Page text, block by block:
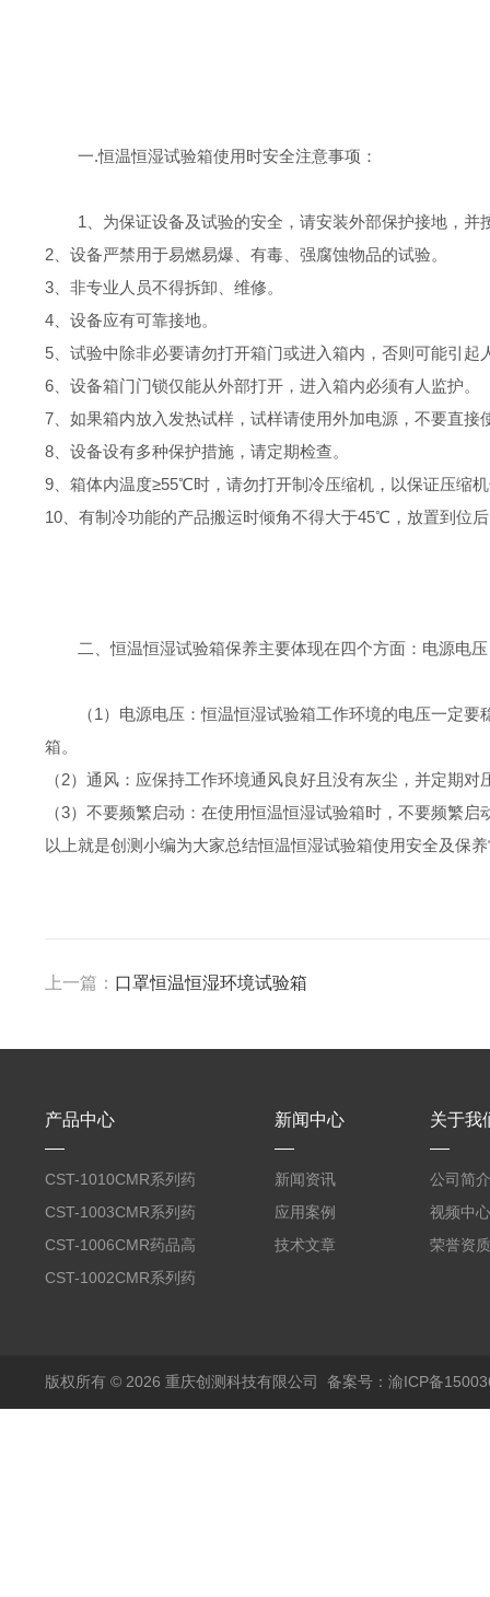
一.恒温恒湿试验箱使用时安全注意事项：
1、为保证设备及试验的安全，请安装外部保护接地，并
2、设备严禁用于易燃易爆、有毒、强腐蚀物品的试验。
3、非专业人员不得拆卸、维修。
4、设备应有可靠接地。
5、试验中除非必要请勿打开箱门或进入箱内，否则可能引起
6、设备箱门门锁仅能从外部打开，进入箱内必须有人监护。
7、如果箱内放入发热试样，试样请使用外加电源，不要直接
8、设备设有多种保护措施，请定期检查。
9、箱体内温度≥55℃时，请勿打开制冷压缩机，以保证压缩
10、有制冷功能的产品搬运时倾角不得大于45℃，放置到位
二、恒温恒湿试验箱保养主要体现在四个方面：电源电
（1）电源电压：恒温恒湿试验箱工作环境的电压一定
箱。
（2）通风：应保持工作环境通风良好且没有灰尘，并定期
（3）不要频繁启动：在使用恒温恒湿试验箱时，不要频繁
以上就是创测小编为大家总结恒温恒湿试验箱使用安全及保
上一篇： 口罩恒温恒湿环境试验箱
产品中心
CST-1010CMR系列药
品高温试验箱
CST-1003CMR系列药
品高温试验箱
CST-1006CMR药品高
温试验箱
CST-1002CMR系列药
新闻中心
新闻资讯
应用案例
技术文章
关于我
公司简介
视频中心
荣誉资质
版权所有 © 2026 重庆创测科技有限公司 备案号：渝ICP备